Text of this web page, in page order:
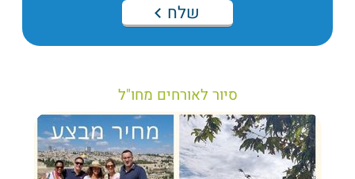
שלח
סיור לאורחים מחו"ל